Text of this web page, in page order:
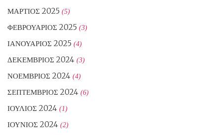
ΜΆΡΤΙΟΣ 2025 (5)
ΦΕΒΡΟΥΆΡΙΟΣ 2025 (3)
ΙΑΝΟΥΆΡΙΟΣ 2025 (4)
ΔΕΚΈΜΒΡΙΟΣ 2024 (3)
ΝΟΈΜΒΡΙΟΣ 2024 (4)
ΣΕΠΤΈΜΒΡΙΟΣ 2024 (6)
ΙΟΎΛΙΟΣ 2024 (1)
ΙΟΎΝΙΟΣ 2024 (2)